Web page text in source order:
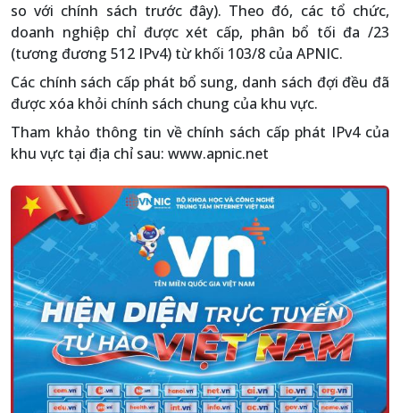
so với chính sách trước đây). Theo đó, các tổ chức,
doanh nghiệp chỉ được xét cấp, phân bổ tối đa /23
(tương đương 512 IPv4) từ khối 103/8 của APNIC.
Các chính sách cấp phát bổ sung, danh sách đợi đều đã
được xóa khỏi chính sách chung của khu vực.
Tham khảo thông tin về chính sách cấp phát IPv4 của
khu vực tại địa chỉ sau: www.apnic.net